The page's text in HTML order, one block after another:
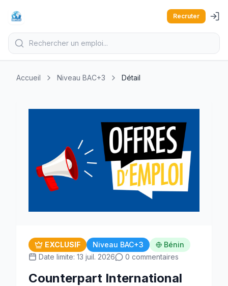
Recruter
Accueil Niveau BAC+3 Détail
EXCLUSIF Niveau BAC+3
Bénin
Date limite: 13 juil. 2026
0 commentaires
Counterpart International